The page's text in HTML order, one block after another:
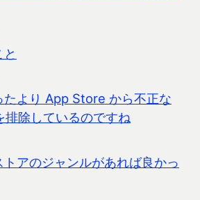
たより App Store から不正な
排除しているのですね
アのジャンルがあれば良かっ